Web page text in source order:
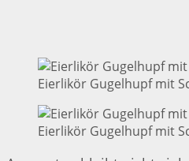
Eierlikör Gugelhupf mit
Eierlikör Gugelhupf mit